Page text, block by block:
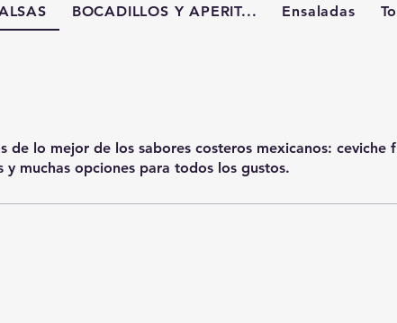
de lo mejor de los sabores costeros mexicanos: ceviche
y muchas opciones para todos los gustos.
BOCADILLOS Y APERIT... Ensaladas